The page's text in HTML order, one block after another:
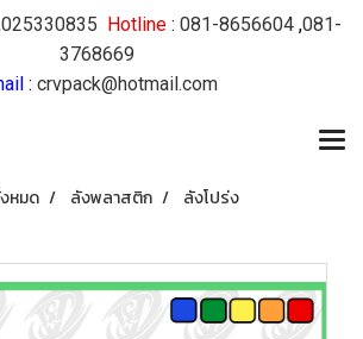
025330835 Hotline : 081-8656604 ,081-
3768669
: crvpack@hotmail.com
หมด ลังพลาสติก
ลังโปร่ง